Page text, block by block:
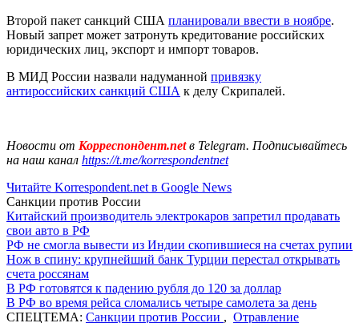
Второй пакет санкций США планировали ввести в ноябре.
Новый запрет может затронуть кредитование российских
юридических лиц, экспорт и импорт товаров.
В МИД России назвали надуманной привязку
антироссийских санкций США к делу Скрипалей.
Новости от Корреспондент.netв Telegram. Подписывайтесь
на наш канал https://t.me/korrespondentnet
Читайте Korrespondent.net в Google News
Санкции против России
Китайский производитель электрокаров запретил продавать
свои авто в РФ
РФ не смогла вывести из Индии скопившиеся на счетах рупии
Нож в спину: крупнейший банк Турции перестал открывать
счета россянам
В РФ готовятся к падению рубля до 120 за доллар
В РФ во время рейса сломались четыре самолета за день
СПЕЦТЕМА: Санкции против России , Отравление